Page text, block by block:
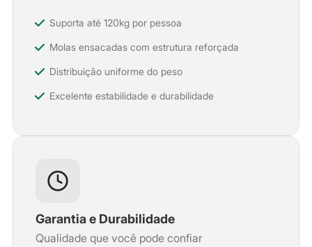
Suporta até 120kg por pessoa
Molas ensacadas com estrutura reforçada
Distribuição uniforme do peso
Excelente estabilidade e durabilidade
Garantia e Durabilidade
Qualidade que você pode confiar